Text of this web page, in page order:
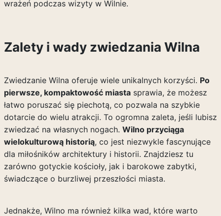
wrażeń podczas wizyty w Wilnie.
Zalety i wady zwiedzania Wilna
Zwiedzanie Wilna oferuje wiele unikalnych korzyści. Po
pierwsze, kompaktowość miastasprawia, że możesz
łatwo poruszać się piechotą, co pozwala na szybkie
dotarcie do wielu atrakcji. To ogromna zaleta, jeśli lubisz
zwiedzać na własnych nogach. Wilno przyciąga
wielokulturową historią, co jest niezwykle fascynujące
dla miłośników architektury i historii. Znajdziesz tu
zarówno gotyckie kościoły, jak i barokowe zabytki,
świadczące o burzliwej przeszłości miasta.
Jednakże, Wilno ma również kilka wad, które warto